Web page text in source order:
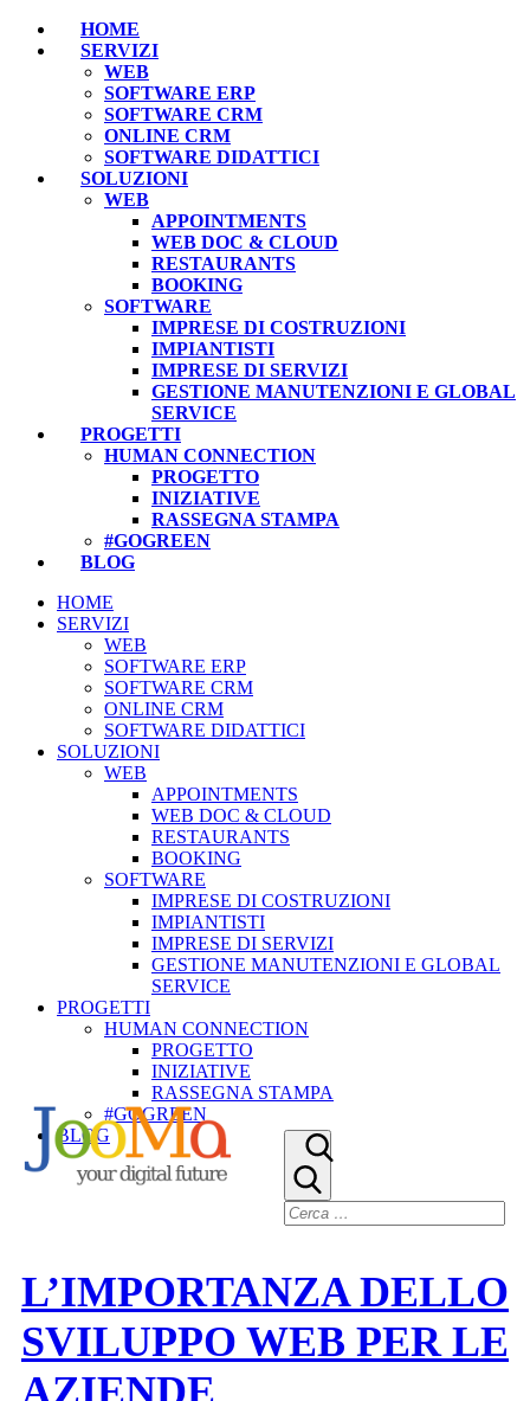
HOME
SERVIZI
WEB
SOFTWARE ERP
SOFTWARE CRM
ONLINE CRM
SOFTWARE DIDATTICI
SOLUZIONI
WEB
APPOINTMENTS
WEB DOC & CLOUD
RESTAURANTS
BOOKING
SOFTWARE
IMPRESE DI COSTRUZIONI
IMPIANTISTI
IMPRESE DI SERVIZI
GESTIONE MANUTENZIONI E GLOBAL
SERVICE
PROGETTI
HUMAN CONNECTION
PROGETTO
INIZIATIVE
RASSEGNA STAMPA
#GOGREEN
BLOG
HOME
SERVIZI
WEB
SOFTWARE ERP
SOFTWARE CRM
ONLINE CRM
SOFTWARE DIDATTICI
SOLUZIONI
WEB
APPOINTMENTS
WEB DOC & CLOUD
RESTAURANTS
BOOKING
SOFTWARE
IMPRESE DI COSTRUZIONI
IMPIANTISTI
IMPRESE DI SERVIZI
GESTIONE MANUTENZIONI E GLOBAL
SERVICE
PROGETTI
HUMAN CONNECTION
PROGETTO
INIZIATIVE
RASSEGNA STAMPA
#GOGREEN
BLOG
L’IMPORTANZA DELLO
SVILUPPO WEB PER LE
AZIENDE